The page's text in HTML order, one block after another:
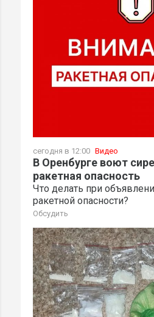
сегодня в 12:00 Видео
В Оренбурге воют
ракетная опасность
Что делать при
ракетной опасности?
Обсудить